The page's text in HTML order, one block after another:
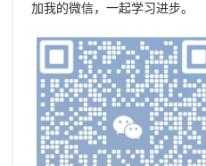
加我的微信，一起学习进步。